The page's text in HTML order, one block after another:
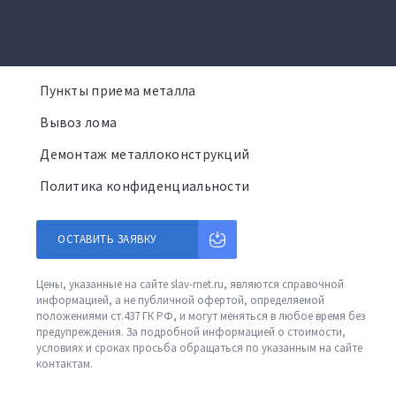
Пункты приема металла
Вывоз лома
Демонтаж металлоконструкций
Политика конфиденциальности
ОСТАВИТЬ ЗАЯВКУ
Цены, указанные на сайте slav-met.ru, являются справочной
информацией, а не публичной офертой, определяемой
положениями ст.437 ГК РФ, и могут меняться в любое время без
предупреждения. За подробной информацией о стоимости,
условиях и сроках просьба обращаться по указанным на сайте
контактам.